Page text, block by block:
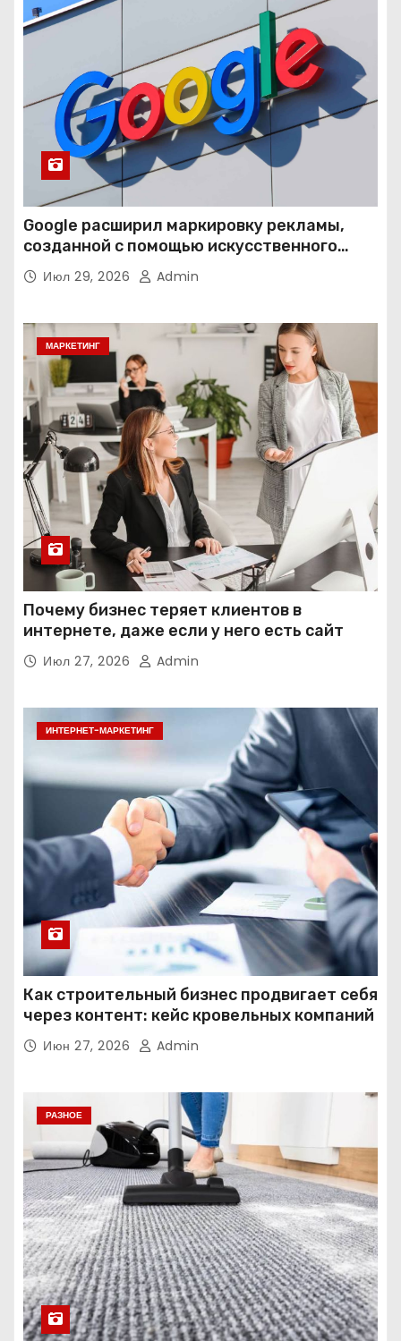
Google расширил маркировку рекламы,
созданной с помощью искусственного
интеллекта
Июл 29, 2026 Admin
МАРКЕТИНГ
Почему бизнес теряет клиентов в
интернете, даже если у него есть сайт
Июл 27, 2026 Admin
ИНТЕРНЕТ-МАРКЕТИНГ
Как строительный бизнес продвигает себя
через контент: кейс кровельных компаний
Июн 27, 2026 Admin
РАЗНОЕ